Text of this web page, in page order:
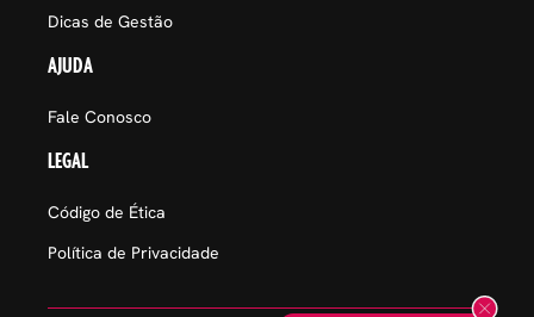
Dicas de Gestão
AJUDA
Fale Conosco
LEGAL
Código de Ética
Política de Privacidade